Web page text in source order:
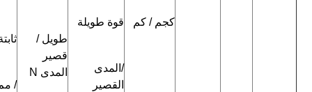
كجم / كم قوة طويلة
القصير
طويل /
المدى N